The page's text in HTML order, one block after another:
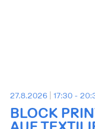
27.8.2026 17:30 -
BLOCK